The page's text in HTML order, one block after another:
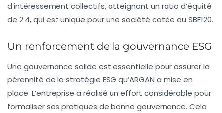
d’intéressement collectifs, atteignant un ratio d’équité
de 2.4, qui est unique pour une société cotée au SBF120.
Un renforcement de la gouvernance ESG
Une gouvernance solide est essentielle pour assurer la
pérennité de la stratégie ESG qu’ARGAN a mise en
place. L’entreprise a réalisé un effort considérable pour
formaliser ses pratiques de bonne gouvernance. Cela